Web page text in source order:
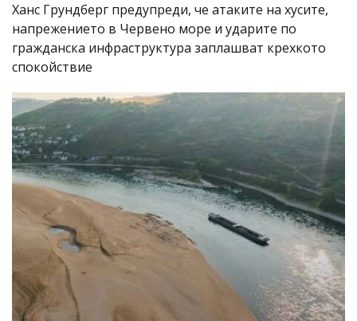
Ханс Грундберг предупреди, че атаките на хусите,
напрежението в Червено море и ударите по
гражданска инфраструктура заплашват крехкото
спокойствие